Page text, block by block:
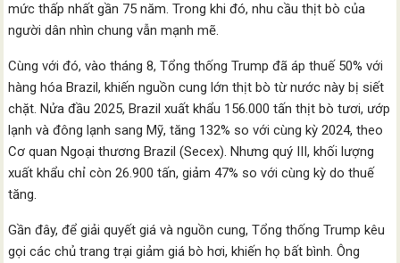
mức thấp nhất gần 75 năm. Trong khi đó, nhu cầu thịt bò của
người dân nhìn chung vẫn mạnh mẽ.
Cùng với đó, vào tháng 8, Tổng thống Trump đã áp thuế 50% với
hàng hóa Brazil, khiến nguồn cung lớn thịt bò từ nước này bị siết
chặt. Nửa đầu 2025, Brazil xuất khẩu 156.000 tấn thịt bò tươi, ướp
lạnh và đông lạnh sang Mỹ, tăng 132% so với cùng kỳ 2024, theo
Cơ quan Ngoại thương Brazil (Secex). Nhưng quý III, khối lượng
xuất khẩu chỉ còn 26.900 tấn, giảm 47% so với cùng kỳ do thuế
tăng.
Gần đây, để giải quyết giá và nguồn cung, Tổng thống Trump kêu
gọi các chủ trang trại giảm giá bò hơi, khiến họ bất bình. Ông